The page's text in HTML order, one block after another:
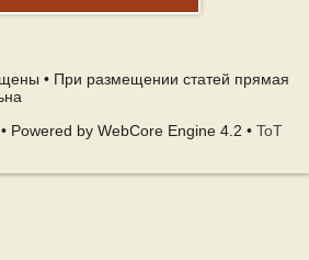
• При размещении статей прямая
• Powered by WebCore Engine 4.2 • ToT